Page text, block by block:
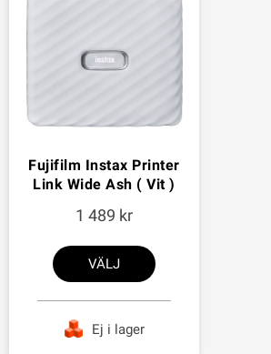
Fujifilm Instax Printer
Link Wide Ash ( Vit )
1 489
VÄLJ
Ej i lager